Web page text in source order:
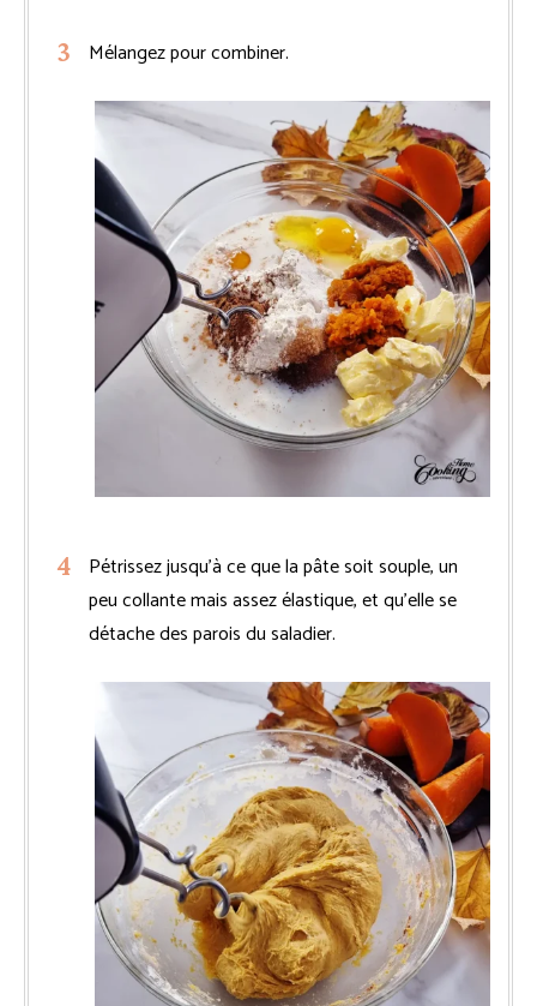
Mélangez pour combiner.
Pétrissez jusqu’à ce que la pâte soit souple, un
peu collante mais assez élastique, et qu’elle se
détache des parois du saladier.